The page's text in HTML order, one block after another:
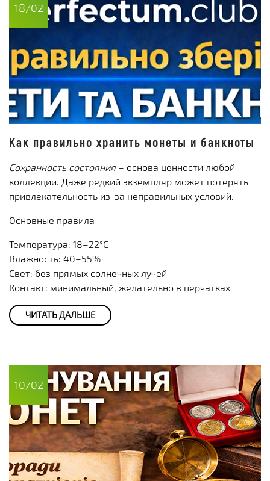
18/02
Как правильно хранить монеты и банкноты
Сохранность состояния – основа ценности любой
коллекции. Даже редкий экземпляр может потерять
привлекательность из-за неправильных условий.
Основные правила
Температура: 18–22°C
Влажность: 40–55%
Свет: без прямых солнечных лучей
Контакт: минимальный, желательно в перчатках
ЧИТАТЬ ДАЛЬШЕ
10/02